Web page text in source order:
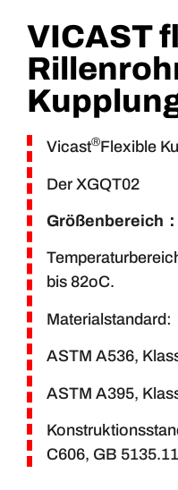
VICAST
Vicast®Flexible
Der XGQT02
Größenbereich
bis 82oC.
Materialstandard:
ASTM A536,
ASTM A395,
C606, GB 5135.11